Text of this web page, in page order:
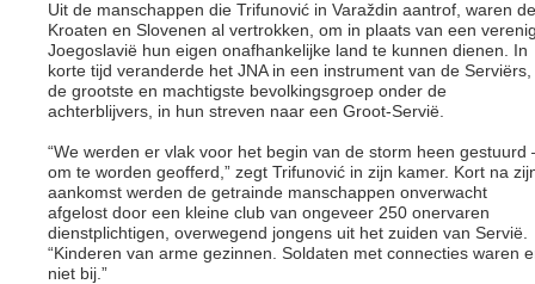
Uit de manschappen die Trifunović in Varaždin aantrof, waren de
Kroaten en Slovenen al vertrokken, om in plaats van een
Joegoslavië hun eigen onafhankelijke land te kunnen dienen. In
korte tijd veranderde het JNA in een instrument van de Serviërs,
de grootste en machtigste bevolkingsgroep onder de
achterblijvers, in hun streven naar een Groot-Servië.
“We werden er vlak voor het begin van de storm heen gestuurd
om te worden geofferd,” zegt Trifunović in zijn kamer. Kort na
aankomst werden de getrainde manschappen onverwacht
afgelost door een kleine club van ongeveer 250 onervaren
dienstplichtigen, overwegend jongens uit het zuiden van Servië.
“Kinderen van arme gezinnen. Soldaten met connecties waren
niet bij.”